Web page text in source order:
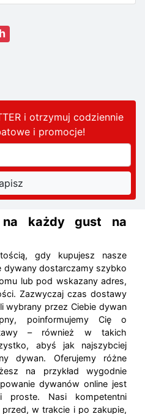
i otrzymuj codziennie
i promocje!
na każdy gust na
gdy kupujesz nasze
dywany dostarczamy szybko
lub pod wskazany adres,
Zazwyczaj czas dostawy
wybrany przez Ciebie dywan
poinformujemy Cię o
– również w takich
abyś jak najszybciej
dywan. Oferujemy różne
na przykład wygodnie
dywanów online jest
proste. Nasi kompetentni
w trakcie i po zakupie,